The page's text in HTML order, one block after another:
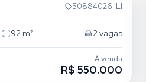
50884026-LI
92m² 2vagas
À venda
R$ 550.000